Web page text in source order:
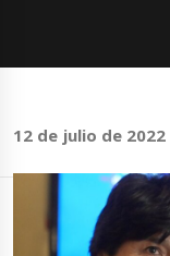
12 de julio de 2022